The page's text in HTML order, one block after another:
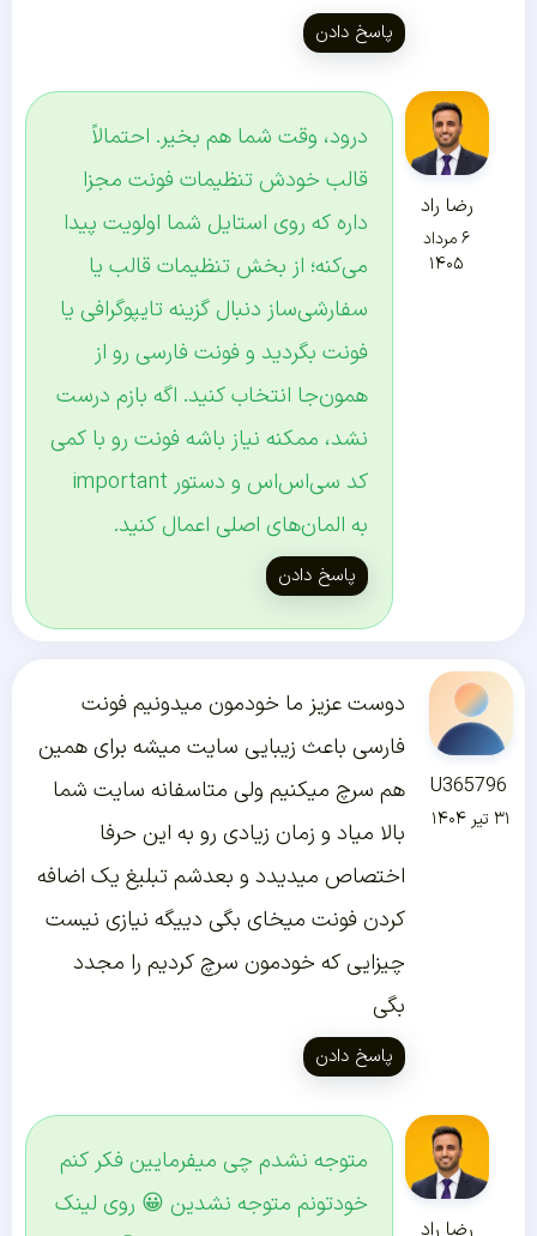
پاسخ دادن
رضا راد
۶ مرداد
۱۴۰۵
درود، وقت شما هم بخیر. احتمالاً
قالب خودش تنظیمات فونت مجزا
داره که روی استایل شما اولویت پیدا
می‌کنه؛ از بخش تنظیمات قالب یا
سفارشی‌ساز دنبال گزینه تایپوگرافی یا
فونت بگردید و فونت فارسی رو از
همون‌جا انتخاب کنید. اگه بازم درست
نشد، ممکنه نیاز باشه فونت رو با کمی
کد سی‌اس‌اس و دستور important
به المان‌های اصلی اعمال کنید.
پاسخ دادن
U365796
۳۱ تیر ۱۴۰۴
دوست عزیز ما خودمون میدونیم فونت
فارسی باعث زیبایی سایت میشه برای همین
هم سرچ میکنیم ولی متاسفانه سایت شما
بالا میاد و زمان زیادی رو به این حرفا
اختصاص میدیدد و بعدشم تبلیغ یک اضافه
کردن فونت میخای بگی دییگه نیازی نیست
چیزایی که خودمون سرچ کردیم را مجدد
بگی
پاسخ دادن
رضا راد
متوجه نشدم چی میفرمایین فکر کنم
خودتونم متوجه نشدین 😀 روی لینک